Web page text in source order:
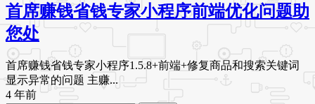
首席赚钱省钱专家小程序前端优化问题助
您处
首席赚钱省钱专家小程序1.5.8+前端+修复商品和搜索关键词
显示异常的问题 主赚...
4 年前